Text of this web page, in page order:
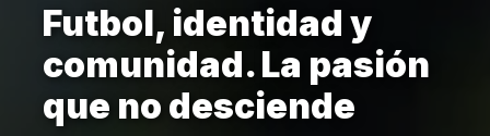
Futbol, identidad y
comunidad. La pasión
que no desciende